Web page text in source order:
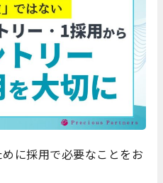
に採用で必要なことをお